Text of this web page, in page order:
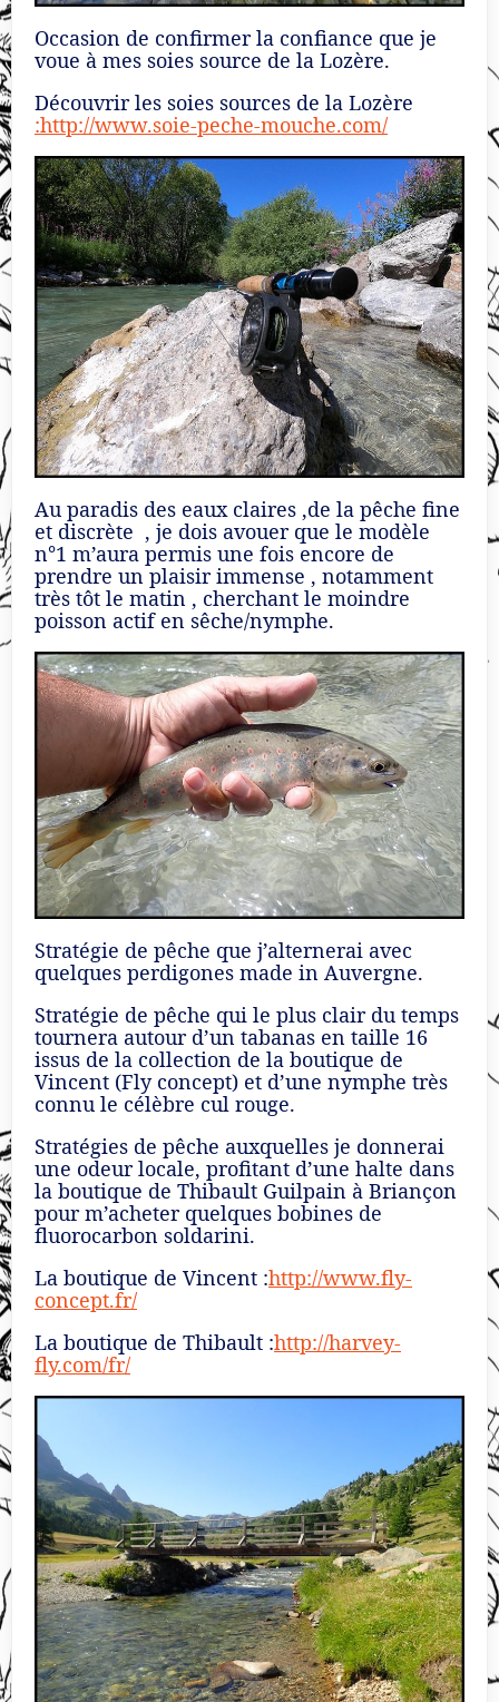
Occasion de confirmer la confiance que je
voue à mes soies source de la Lozère.
Découvrir les soies sources de la Lozère
:http://www.soie-peche-mouche.com/
Au paradis des eaux claires ,de la pêche fine
et discrète , je dois avouer que le modèle
n°1 m’aura permis une fois encore de
prendre un plaisir immense , notamment
très tôt le matin , cherchant le moindre
poisson actif en sêche/nymphe.
Stratégie de pêche que j’alternerai avec
quelques perdigones made in Auvergne.
Stratégie de pêche qui le plus clair du temps
tournera autour d’un tabanas en taille 16
issus de la collection de la boutique de
Vincent (Fly concept) et d’une nymphe très
connu le célèbre cul rouge.
Stratégies de pêche auxquelles je donnerai
une odeur locale, profitant d’une halte dans
la boutique de Thibault Guilpain à Briançon
pour m’acheter quelques bobines de
fluorocarbon soldarini.
La boutique de Vincent :http://www.fly-
concept.fr/
La boutique de Thibault :http://harvey-
fly.com/fr/